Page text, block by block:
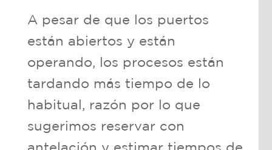
A pesar de que los puertos
están abiertos y están
operando, los procesos están
tardando más tiempo de lo
habitual, razón por lo que
sugerimos reservar con
antelación y estimar tiempos de